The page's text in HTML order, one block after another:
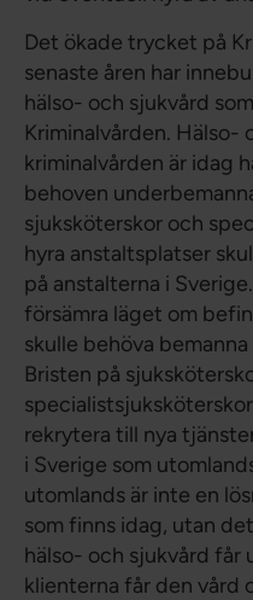
Det ökade trycket på
senaste åren har
hälso- och sjukvård
Kriminalvården. Hälso-
kriminalvården är idag
behoven
sjuksköterskor och
hyra anstaltsplatser
på anstalterna i
försämra läget om
skulle behöva
Bristen på
rekrytera till nya
i Sverige som
utomlands är inte en
som finns idag, utan
hälso- och sjukvård får
klienterna får den vård